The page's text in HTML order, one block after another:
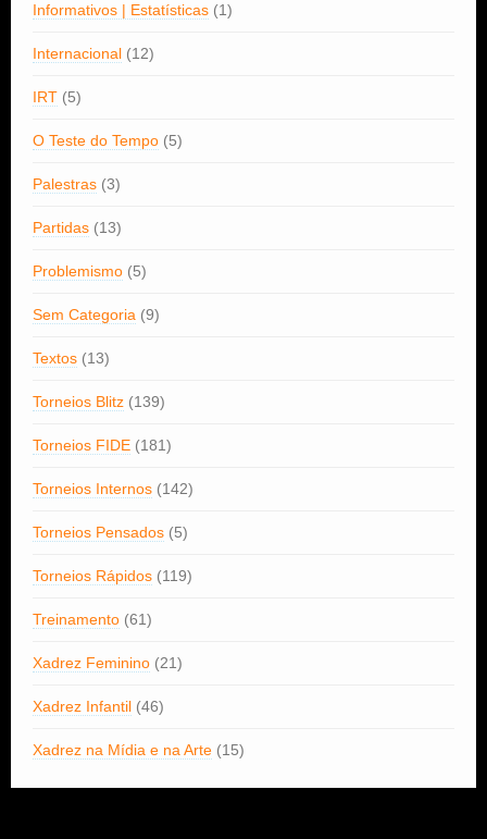
Informativos | Estatísticas (1)
Internacional (12)
IRT (5)
O Teste do Tempo (5)
Palestras (3)
Partidas (13)
Problemismo (5)
Sem Categoria (9)
Textos (13)
Torneios Blitz (139)
Torneios FIDE (181)
Torneios Internos (142)
Torneios Pensados (5)
Torneios Rápidos (119)
Treinamento (61)
Xadrez Feminino (21)
Xadrez Infantil (46)
Xadrez na Mídia e na Arte (15)